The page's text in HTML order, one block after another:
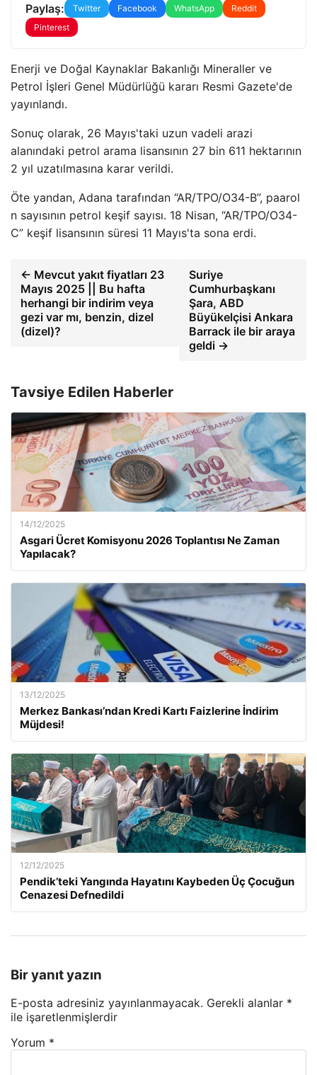
Paylaş: Twitter Facebook WhatsApp
Reddit
Pinterest
Enerji ve Doğal Kaynaklar Bakanlığı Mineraller ve
Petrol İşleri Genel Müdürlüğü kararı Resmi Gazete'de
yayınlandı.
Sonuç olarak, 26 Mayıs'taki uzun vadeli arazi
alanındaki petrol arama lisansının 27 bin 611 hektarının
2 yıl uzatılmasına karar verildi.
Öte yandan, Adana tarafından “AR/TPO/O34-B”, paarol
n sayısının petrol keşif sayısı. 18 Nisan, “AR/TPO/O34-
C” keşif lisansının süresi 11 Mayıs'ta sona erdi.
← Mevcut yakıt fiyatları 23
Mayıs 2025 || Bu hafta
herhangi bir indirim veya
gezi var mı, benzin, dizel
(dizel)?
Suriye
Cumhurbaşkanı
Şara, ABD
Büyükelçisi Ankara
Barrack ile bir araya
geldi →
Tavsiye Edilen Haberler
14/12/2025
Asgari Ücret Komisyonu 2026 Toplantısı Ne Zaman
Yapılacak?
13/12/2025
Merkez Bankası’ndan Kredi Kartı Faizlerine İndirim
Müjdesi!
12/12/2025
Pendik’teki Yangında Hayatını Kaybeden Üç Çocuğun
Cenazesi Defnedildi
Bir yanıt yazın
E-posta adresiniz yayınlanmayacak. Gerekli alanlar *
ile işaretlenmişlerdir
Yorum *